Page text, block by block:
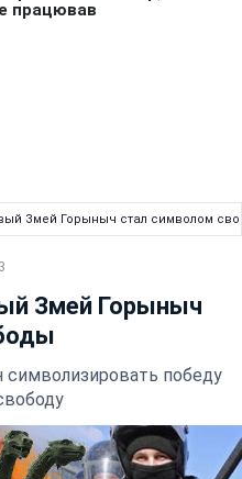
Змей Горыныч стал символом
Змей Горыныч
победу